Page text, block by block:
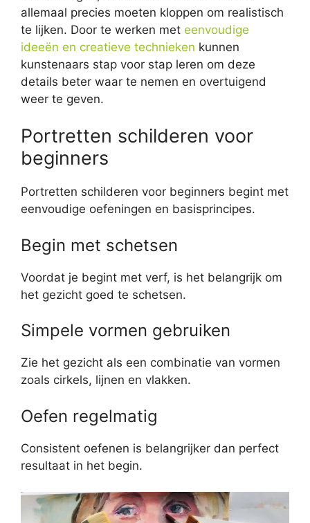
allemaal precies moeten kloppen om realistisch
te lijken. Door te werken met eenvoudige
ideeën en creatieve technieken kunnen
kunstenaars stap voor stap leren om deze
details beter waar te nemen en overtuigend
weer te geven.
Portretten schilderen voor
beginners
Portretten schilderen voor beginners begint met
eenvoudige oefeningen en basisprincipes.
Begin met schetsen
Voordat je begint met verf, is het belangrijk om
het gezicht goed te schetsen.
Simpele vormen gebruiken
Zie het gezicht als een combinatie van vormen
zoals cirkels, lijnen en vlakken.
Oefen regelmatig
Consistent oefenen is belangrijker dan perfect
resultaat in het begin.